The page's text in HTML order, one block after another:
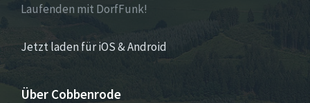
Laufenden mit DorfFunk!
Jetzt laden für iOS & Android
Über Cobbenrode